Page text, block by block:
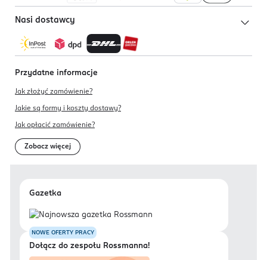
Nasi dostawcy
Przydatne informacje
Jak złożyć zamówienie?
Jakie są formy i koszty dostawy?
Jak opłacić zamówienie?
Zobacz więcej
Gazetka
NOWE OFERTY PRACY
Dołącz do zespołu Rossmanna!